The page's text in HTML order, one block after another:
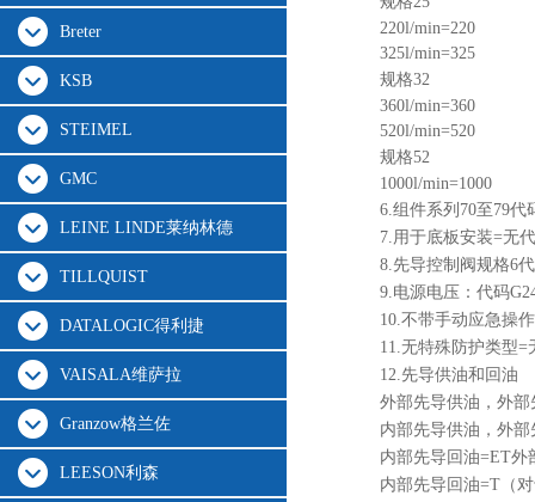
Breter
KSB
STEIMEL
GMC
LEINE LINDE莱纳林德
TILLQUIST
DATALOGIC得利捷
VAISALA维萨拉
Granzow格兰佐
LEESON利森
220l/min=220
325l/min=325
规格32
360l/min=360
520l/min=520
规格52
1000l/min=1000
6.组件系列70至79代
7.用于底板安装=无
8.先导控制阀规格6
9.电源电压：代码
10.不带手动应急操
11.无特殊防护类型=
12.先导供油和回油
外部先导供油，外
内部先导供油，外
内部先导回油=ET外
内部先导回油=T（